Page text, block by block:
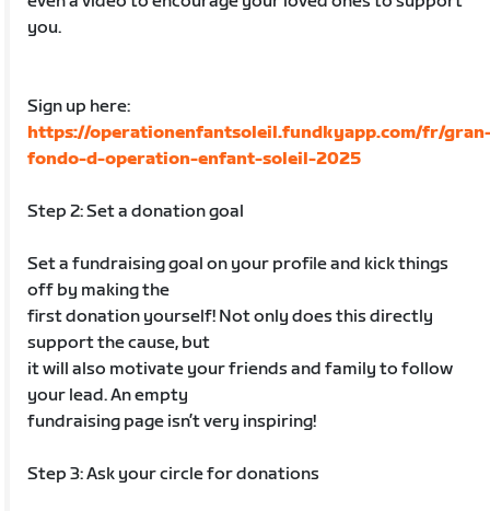
you.
Sign up here:
https://operationenfantsoleil.fundkyapp.com/fr/
fondo-d-operation-enfant-soleil-2025
Step 2: Set a donation goal
Set a fundraising goal on your profile and kick things
off by making the
first donation yourself! Not only does this directly
support the cause, but
it will also motivate your friends and family to follow
your lead. An empty
fundraising page isn’t very inspiring!
Step 3: Ask your circle for donations